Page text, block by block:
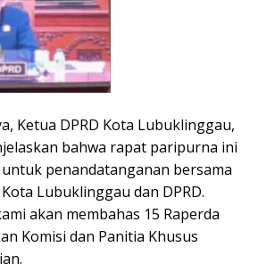
Ketua DPRD Kota Lubuklinggau,
bahwa rapat paripurna ini
penandatanganan bersama
Lubuklinggau dan DPRD.
akan membahas 15 Raperda
Komisi dan Panitia Khusus